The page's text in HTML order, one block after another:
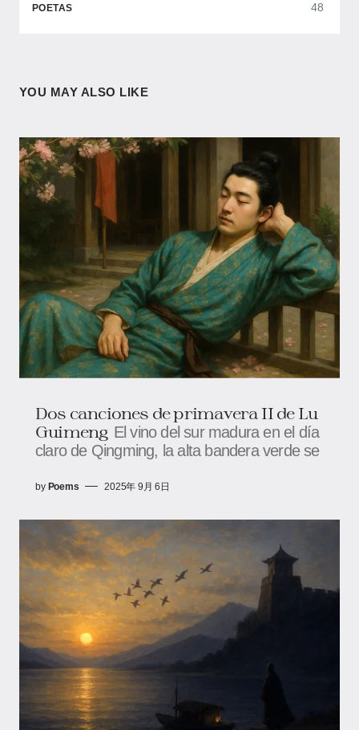
POETAS 48
YOU MAY ALSO LIKE
Dos canciones de primavera II de Lu
Guimeng El vino del sur madura en el día
claro de Qingming, la alta bandera verde se
by Poems 2025年 9月 6日